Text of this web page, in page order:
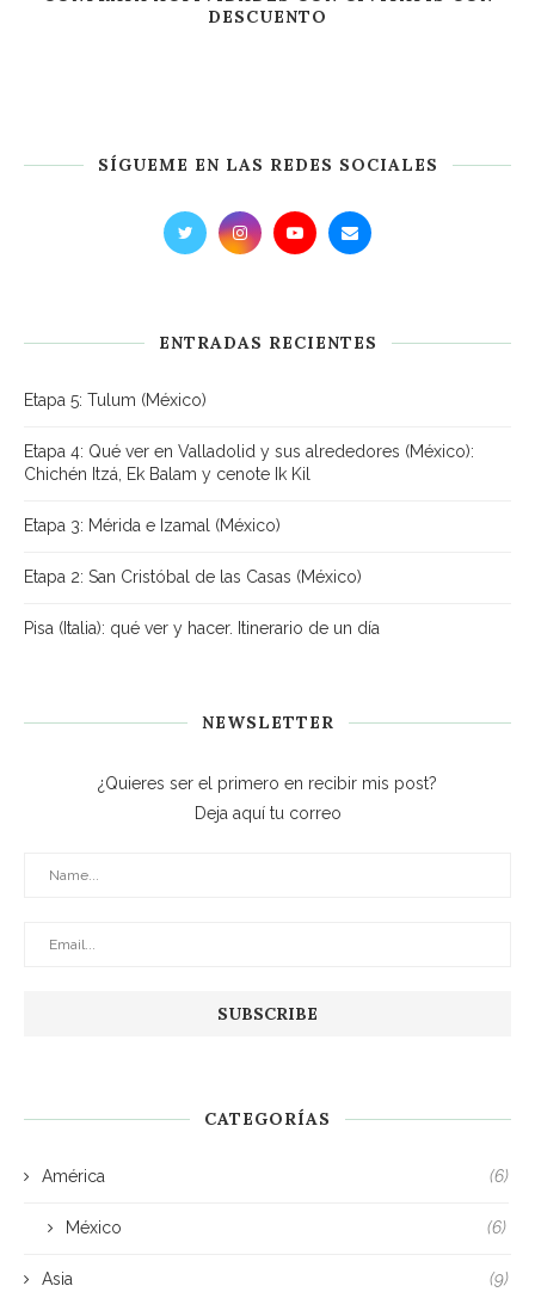
DESCUENTO
SÍGUEME EN LAS REDES SOCIALES
ENTRADAS RECIENTES
Etapa 5: Tulum (México)
Etapa 4: Qué ver en Valladolid y sus alrededores (México):
Chichén Itzá, Ek Balam y cenote Ik Kil
Etapa 3: Mérida e Izamal (México)
Etapa 2: San Cristóbal de las Casas (México)
Pisa (Italia): qué ver y hacer. Itinerario de un día
NEWSLETTER
¿Quieres ser el primero en recibir mis post?
Deja aquí tu correo
CATEGORÍAS
América (6)
México (6)
Asia (9)